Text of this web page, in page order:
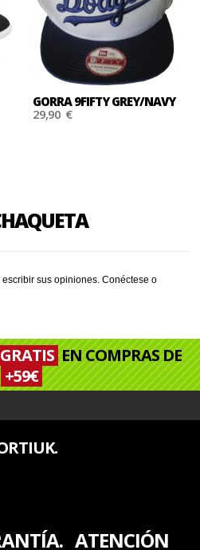
GORRA 9FIFTY GREY/NAVY
29,90 €
escribir sus opiniones.Conéctese o
GRATISEN COMPRAS DE
+59€
ATENCIÓN